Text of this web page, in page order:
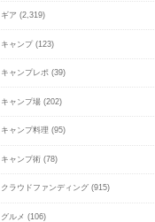
ギア (2,319)
キャンプ (123)
キャンプレポ (39)
キャンプ場 (202)
キャンプ料理 (95)
キャンプ術 (78)
クラウドファンディング (915)
グルメ (106)